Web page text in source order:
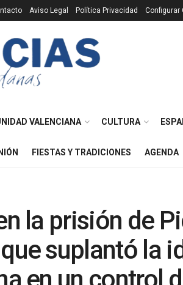
Aviso Legal Política Privacidad Configurar
VALENCIANA CULTURA
FIESTAS Y TRADICIONES AGENDA
la prisión de
suplantó la